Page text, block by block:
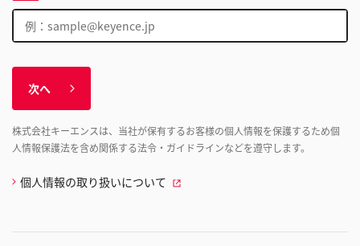
次へ
株式会社キーエンスは、当社が保有するお客様の個人情報を保護するため個
人情報保護法を含め関係する法令・ガイドラインなどを遵守します。
個人情報の取り扱いについて